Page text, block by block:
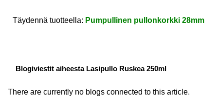
Täydennä tuotteella: Pumpullinen pullonkorkki 28mm
Blogiviestit aiheesta Lasipullo Ruskea 250ml
There are currently no blogs connected to this article.